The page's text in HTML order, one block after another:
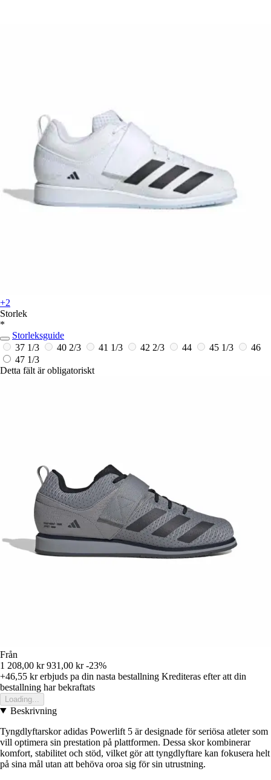
+2
Storlek
*
Storleksguide
37 1/3
40 2/3 41 1/3 42 2/3 44 45 1/3
46
47 1/3
Detta fält är obligatoriskt
Från
1 208,00 kr 931,00 kr -23%
+46,55 krerbjuds pa din nasta bestallning Krediteras efter att din
bestallning har bekraftats
Loading...
Beskrivning
Tyngdlyftarskor adidas Powerlift 5 är designade för seriösa atleter som
vill optimera sin prestation på plattformen. Dessa skor kombinerar
komfort, stabilitet och stöd, vilket gör att tyngdlyftare kan fokusera helt
på sina mål utan att behöva oroa sig för sin utrustning.